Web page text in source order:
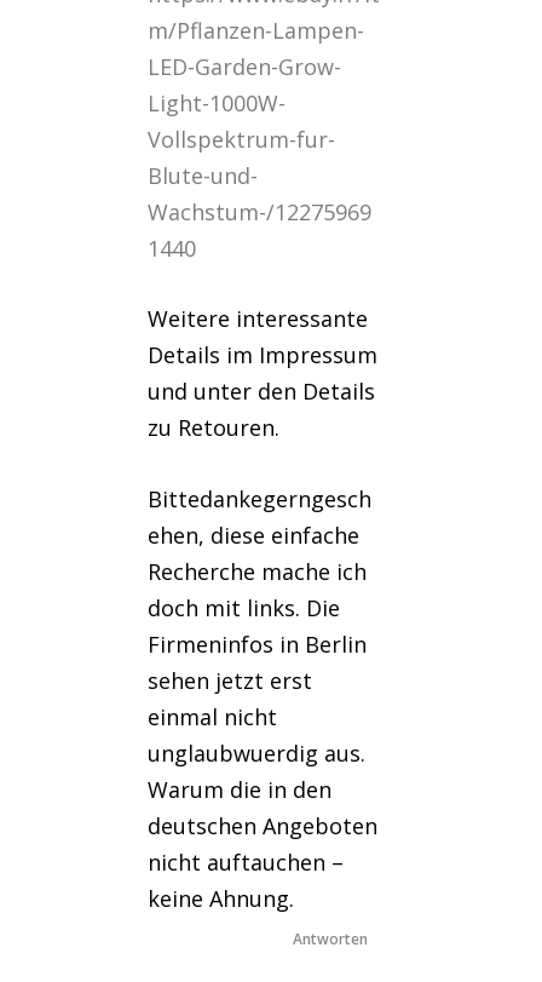
m/Pflanzen-Lampen-
LED-Garden-Grow-
Light-1000W-
Vollspektrum-fur-
Blute-und-
Wachstum-/12275969
1440
Weitere interessante
Details im Impressum
und unter den Details
zu Retouren.
Bittedankegerngesch
ehen, diese einfache
Recherche mache ich
doch mit links. Die
Firmeninfos in Berlin
sehen jetzt erst
einmal nicht
unglaubwuerdig aus.
Warum die in den
deutschen Angeboten
nicht auftauchen –
keine Ahnung.
Antworten